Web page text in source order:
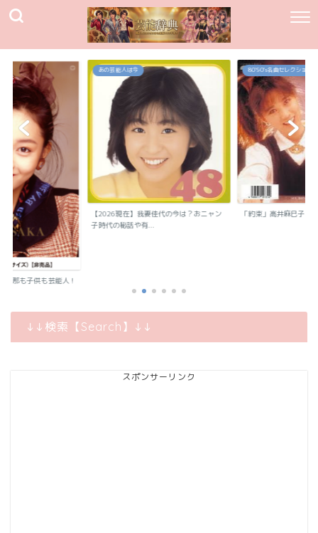
旦那も子供も芸能人！
あの芸能人は今
【2026現在】我妻佳代の今は？おニャン
子時代の秘話や有...
80`90's名曲セレクション
「約束」高井麻巳子
↓↓検索【Search】↓↓
スポンサーリンク